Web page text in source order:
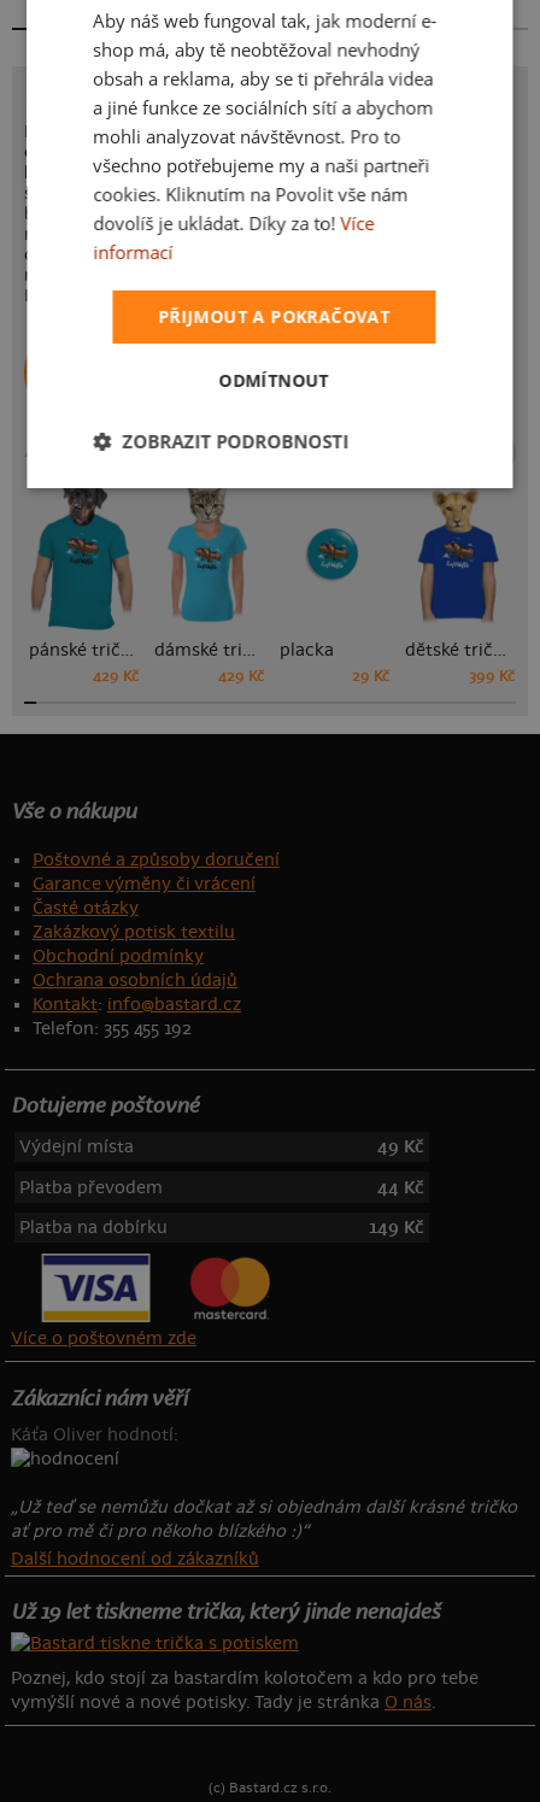
POTISK LUFTWAFFLE
Německo zveřejnilo první záběry jejich nové vzdušné
obrany. Rozhodli se vsadit na netradiční, ale přesto velmi
lehký materiál. Ano vidíš správně, wafflové těsto. Jako
speciální výzbroj zvolili obří jahody, borůvky a místo
bílého oslepujícího kouře používají šlehačku. Dle slov
mluvčí německé armády se jim tento tah náramně vydařil,
ovšem je tam prý jeden zádrhel. Dost často se stává, že
mizí části letadel, po kterých zůstávají jen otisky zubů.
Luftwaffle útočí.
Peko (Brno)
Autor potisku
ZBOŽÍ SE STEJNÝM POTISKEM
pánské tričko
429 Kč
dámské tričko
429 Kč
placka
29 Kč
dětské tričko
399 Kč
Vše o nákupu
Poštovné a způsoby doručení
Garance výměny či vrácení
Časté otázky
Zakázkový potisk textilu
Obchodní podmínky
Ochrana osobních údajů
Kontakt: info@bastard.cz
Telefon: 355 455 192
Dotujeme poštovné
Výdejní místa
49 Kč
Platba převodem
44 Kč
Platba na dobírku
149 Kč
Více o poštovném zde
Zákazníci nám věří
Káťa Oliver hodnotí:
„Už teď se nemůžu dočkat až si objednám další krásné tričko
ať pro mě či pro někoho blízkého :)“
Další hodnocení od zákazníků
Už 19 let tiskneme trička, který jinde nenajdeš
Poznej, kdo stojí za bastardím kolotočem a kdo pro tebe
vymýšlí nové a nové potisky. Tady je stránka O nás.
(c) Bastard.cz s.r.o.
SLOVAK
Aby náš web fungoval tak, jak moderní e-
shop má, aby tě neobtěžoval nevhodný
obsah a reklama, aby se ti přehrála videa
a jiné funkce ze sociálních sítí a abychom
mohli analyzovat návštěvnost. Pro to
všechno potřebujeme my a naši partneři
cookies. Kliknutím na Povolit vše nám
dovolíš je ukládat. Díky za to! Více
informací
PŘIJMOUT A POKRAČOVAT
ODMÍTNOUT
ZOBRAZIT PODROBNOSTI